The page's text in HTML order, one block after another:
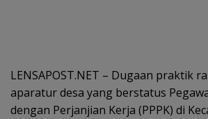
LENSAPOST.NET – Dugaan praktik
aparatur desa yang berstatus
dengan Perjanjian Kerja (PPPK) di